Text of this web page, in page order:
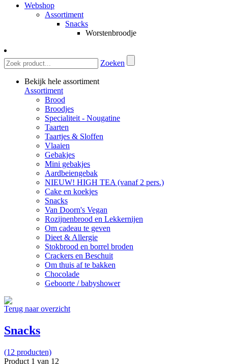
Webshop
Assortiment
Snacks
Worstenbroodje
Zoeken
Bekijk hele assortiment
Assortiment
Brood
Broodjes
Specialiteit - Nougatine
Taarten
Taartjes & Sloffen
Vlaaien
Gebakjes
Mini gebakjes
Aardbeiengebak
NIEUW! HIGH TEA (vanaf 2 pers.)
Cake en koekjes
Snacks
Van Doorn's Vegan
Rozijnenbrood en Lekkernijen
Om cadeau te geven
Dieet & Allergie
Stokbrood en borrel broden
Crackers en Beschuit
Om thuis af te bakken
Chocolade
Geboorte / babyshower
Terug naar overzicht
Snacks
(12 producten)
Product 1 van 12